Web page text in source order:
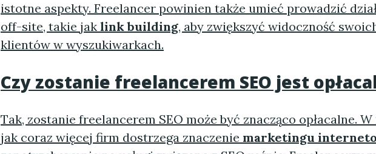
istotne aspekty. Freelancer powinien także umieć prowadzić
off-site, takie jak link building, aby zwiększyć widoczność
klientów w wyszukiwarkach.
Czy zostanie freelancerem SEO jest
Tak, zostanie freelancerem SEO może być znacząco opłacalne.
jak coraz więcej firm dostrzega znaczenie marketingu